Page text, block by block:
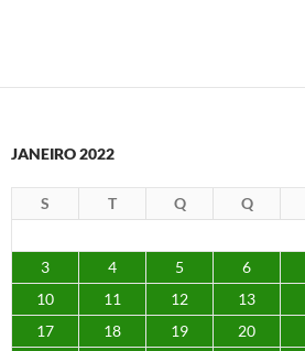
JANEIRO 2022
S T Q Q
3
4 5 6
10
11 12 13
17
18 19 20